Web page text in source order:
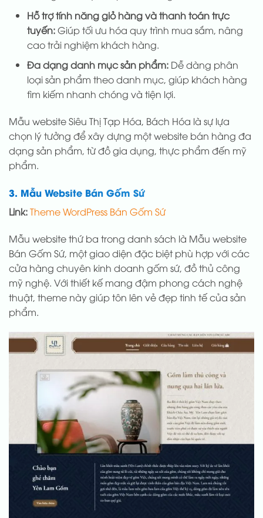
Hỗ trợ tính năng giỏ hàng và thanh toán trực
tuyến:Giúp tối ưu hóa quy trình mua sắm, nâng
cao trải nghiệm khách hàng.
Đa dạng danh mục sản phẩm:Dễ dàng phân
loại sản phẩm theo danh mục, giúp khách hàng
tìm kiếm nhanh chóng và tiện lợi.
Mẫu website Siêu Thị Tạp Hóa, Bách Hóa là sự lựa
chọn lý tưởng để xây dựng một website bán hàng đa
dạng sản phẩm, từ đồ gia dụng, thực phẩm đến mỹ
phẩm.
3. Mẫu Website Bán Gốm Sứ
Link:Theme WordPress Bán Gốm Sứ
Mẫu website thứ ba trong danh sách là Mẫu website
Bán Gốm Sứ, một giao diện đặc biệt phù hợp với các
cửa hàng chuyên kinh doanh gốm sứ, đồ thủ công
mỹ nghệ. Với thiết kế mang đậm phong cách nghệ
thuật, theme này giúp tôn lên vẻ đẹp tinh tế của sản
phẩm.